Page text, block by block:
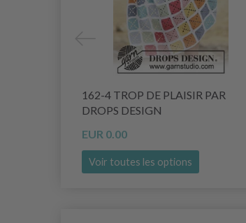
162-4 TROP DE PLAISIR PAR
DROPS DESIGN
EUR 0.00
Voir toutes les options